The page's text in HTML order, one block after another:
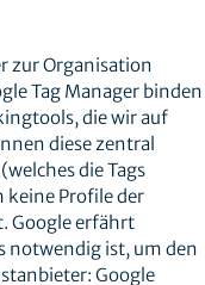
zur Organisation
Tag Manager binden
die wir auf
diese zentral
die Tags
keine Profile der
Google erfährt
notwendig ist, um den
Google